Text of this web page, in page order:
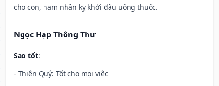
cho con, nam nhân kỵ khởi đầu uống thuốc.
Ngọc Hạp Thông Thư
Sao tốt:
- Thiên Quý: Tốt cho mọi việc.